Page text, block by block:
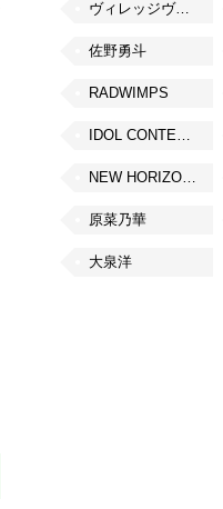
ヴィレッジヴァンガード
佐野勇斗
RADWIMPS
IDOL CONTENT EXPO
NEW HORIZON FEST
原菜乃華
大泉洋